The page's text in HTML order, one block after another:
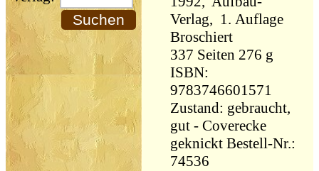
Verlag, 1. Auflage
Broschiert
337 Seiten 276 g
ISBN:
9783746601571
Zustand: gebraucht,
gut - Coverecke
geknickt Bestell-Nr.:
74536